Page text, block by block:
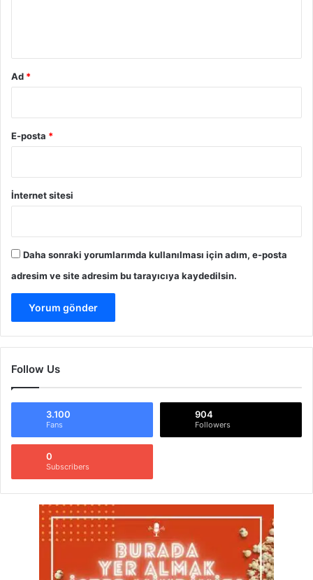
Ad *
E-posta *
İnternet sitesi
Daha sonraki yorumlarımda kullanılması için adım, e-posta
adresim ve site adresim bu tarayıcıya kaydedilsin.
Follow Us
3.100
Fans
904
Followers
0
Subscribers